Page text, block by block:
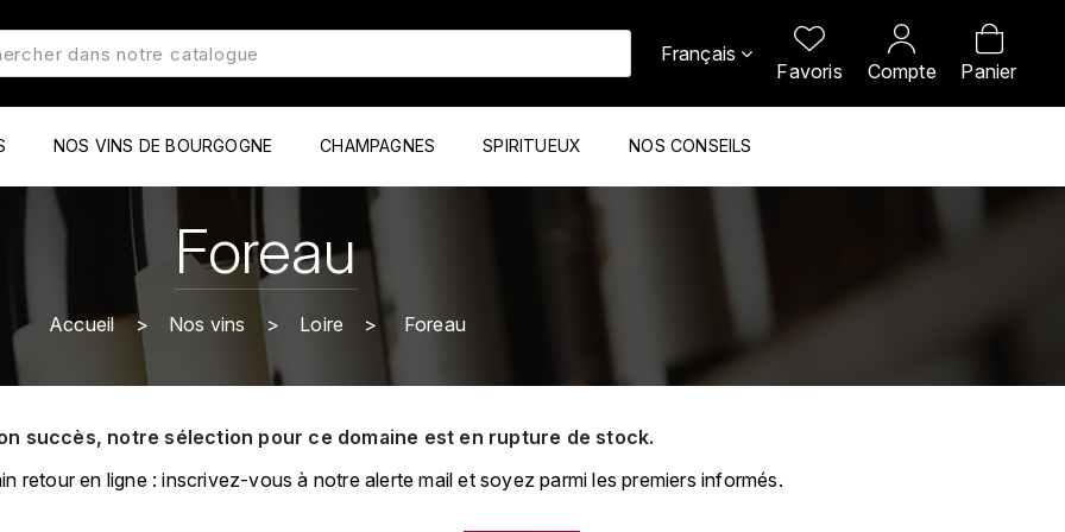
Français
Favoris Compte Panier
NOS VINS DE BOURGOGNE CHAMPAGNES SPIRITUEUX NOS CONSEILS
Foreau
Accueil Nos vins Loire Foreau
succès, notre sélection pour ce domaine est en rupture de stock.
retour en ligne : inscrivez-vous à notre alerte mail et soyez parmi les premiers informés.